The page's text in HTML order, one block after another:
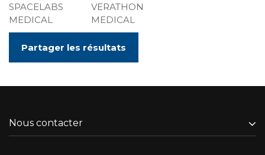
SPACELABS
MEDICAL
VERATHON
MEDICAL
Partager les résultats
Nous contacter